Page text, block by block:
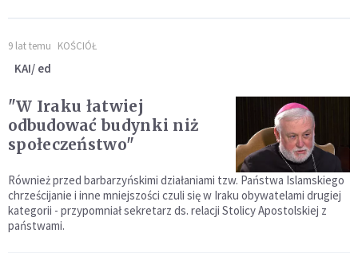
9 lat temu KOŚCIÓŁ
KAI/ ed
"W Iraku łatwiej
odbudować budynki niż
społeczeństwo"
Również przed barbarzyńskimi działaniami tzw. Państwa Islamskiego
chrześcijanie i inne mniejszości czuli się w Iraku obywatelami drugiej
kategorii - przypomniał sekretarz ds. relacji Stolicy Apostolskiej z
państwami.